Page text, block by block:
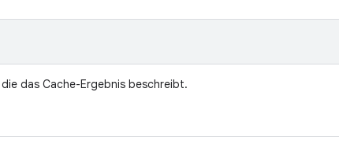
die das Cache-Ergebnis beschreibt.